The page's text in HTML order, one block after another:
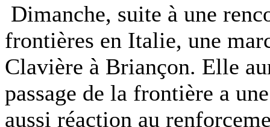
Dimanche, suite à une
frontières en Italie, une
Clavière à Briançon. Elle
passage de la frontière a
aussi réaction au